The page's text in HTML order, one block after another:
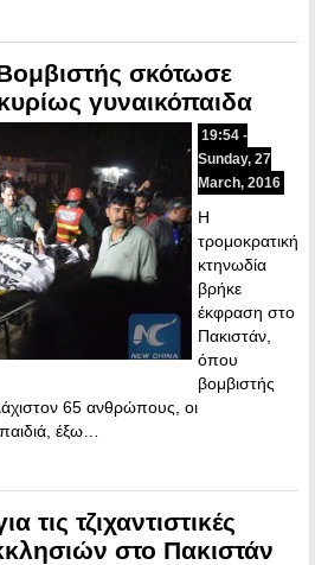
σκότωσε
γυναικόπαιδα
19:54 -
Sunday, 27
March, 2016
Η
τρομοκρατική
κτηνωδία
βρήκε
έκφραση στο
Πακιστάν,
όπου
βομβιστής
65 ανθρώπους, οι
έξω…
τις τζιχαντιστικές
στο Πακιστάν